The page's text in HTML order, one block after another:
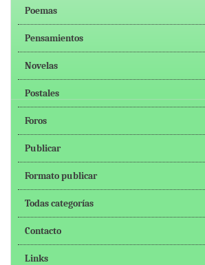
Poemas
Pensamientos
Novelas
Postales
Foros
Publicar
Formato publicar
Todas categorías
Contacto
Links